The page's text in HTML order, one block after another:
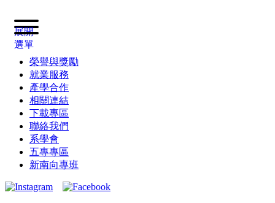
展開
選單
榮譽與獎勵
就業服務
產學合作
相關連結
下載專區
聯絡我們
系學會
五專專區
新南向專班